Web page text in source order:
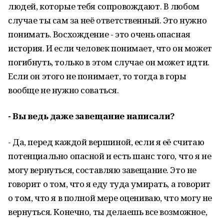
людей, которые тебя сопровождают. В любом
случае ты сам за неё ответственный. Это нужно
понимать. Восхождение - это очень опасная
история. И если человек понимает, что он может
погибнуть, только в этом случае он может идти.
Если он этого не понимает, то тогда в горы
вообще не нужно соваться.
- Вы ведь даже завещание написали?
- Да, перед каждой вершиной, если я её считаю
потенциально опасной и есть шанс того, что я не
могу вернуться, составляю завещание. Это не
говорит о том, что я еду туда умирать, а говорит
о том, что я в полной мере оцениваю, что могу не
вернуться. Конечно, ты делаешь все возможное,